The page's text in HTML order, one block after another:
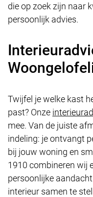
die op zoek zijn naar
persoonlijk advies.
Twijfel je welke kast
past? Onze
mee. Van de juiste
indeling: je ontvangt
bij jouw woning en
1910 combineren wij
persoonlijke
interieur samen te